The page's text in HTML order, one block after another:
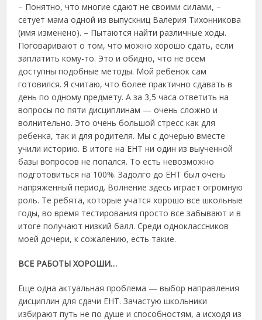
– Понятно, что многие сдают не своими силами, –
сетует мама одной из выпускниц Валерия Тихонникова
(имя изменено). – Пытаются найти различные ходы.
Поговаривают о том, что можно хорошо сдать, если
заплатить кому-то. Это и обидно, что не всем
доступны подобные методы. Мой ребенок сам
готовился. Я считаю, что более практично сдавать в
день по одному предмету. А за 3,5 часа ответить на
вопросы по пяти дисциплинам — очень сложно и
волнительно. Это очень большой стресс как для
ребенка, так и для родителя. Мы с дочерью вместе
учили историю. В итоге на ЕНТ ни один из выученной
базы вопросов не попался. То есть невозможно
подготовиться на 100%. Задолго до ЕНТ был очень
напряженный период. Волнение здесь играет огромную
роль. Те ребята, которые учатся хорошо все школьные
годы, во время тестирования просто все забывают и в
итоге получают низкий балл. Среди одноклассников
моей дочери, к сожалению, есть такие.
ВСЕ РАБОТЫ ХОРОШИ…
Еще одна актуальная проблема — выбор направления
дисциплин для сдачи ЕНТ. Зачастую школьники
избирают путь не по душе и способностям, а исходя из